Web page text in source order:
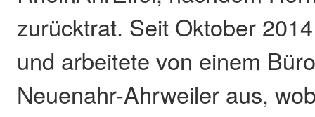
zurücktrat. Seit Oktober
und arbeitete von einem
Neuenahr-Ahrweiler aus,